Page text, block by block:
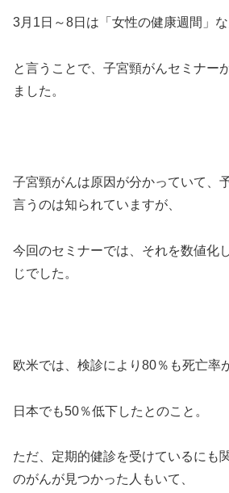
3月1日～8日は「女性の健康週間」な
と言うことで、子宮頸がんセミナー
ました。
子宮頸がんは原因が分かっていて、
言うのは知られていますが、
今回のセミナーでは、それを数値化
じでした。
欧米では、検診により80％も死亡率
日本でも50％低下したとのこと。
ただ、定期的健診を受けているにも
のがんが見つかった人もいて、